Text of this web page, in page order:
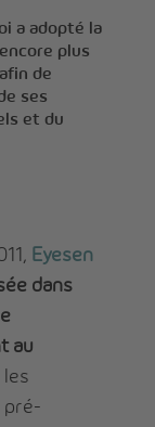
a adopté la
plus
de
ses
et du
Eyesen
dans
au
pré-